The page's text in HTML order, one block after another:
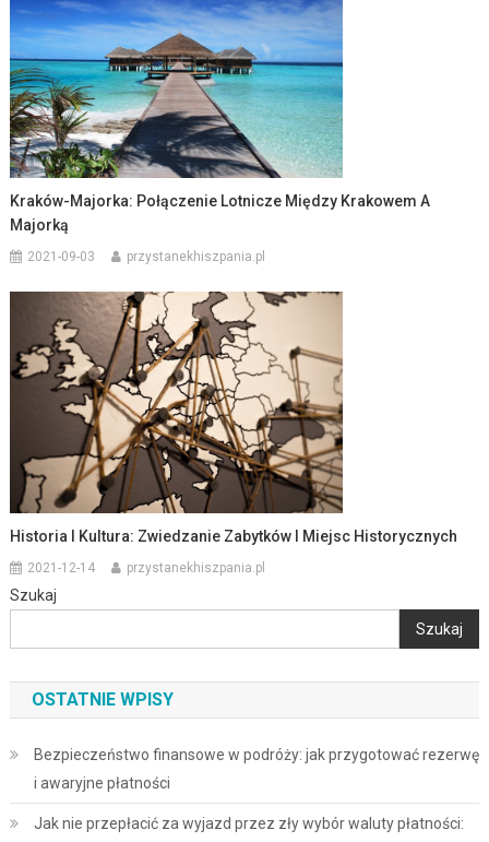
Kraków-Majorka: Połączenie Lotnicze Między Krakowem A
Majorką
2021-09-03 przystanekhiszpania.pl
Historia I Kultura: Zwiedzanie Zabytków I Miejsc Historycznych
2021-12-14 przystanekhiszpania.pl
Szukaj
Szukaj
OSTATNIE WPISY
Bezpieczeństwo finansowe w podróży: jak przygotować rezerwę
i awaryjne płatności
Jak nie przepłacić za wyjazd przez zły wybór waluty płatności: